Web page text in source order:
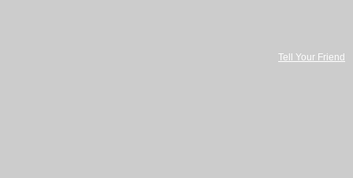
Tell Your Friend